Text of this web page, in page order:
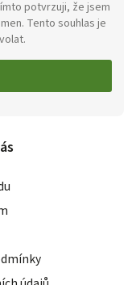
potvrzuji, že jsem
Tento souhlas je